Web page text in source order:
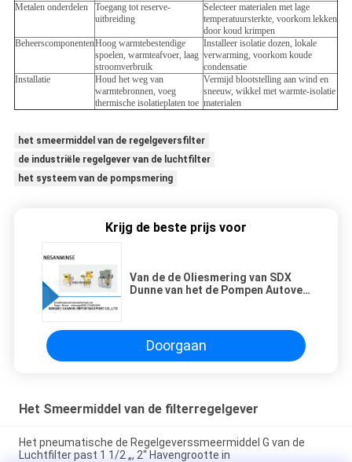
Metalen onderdelen
Toegang tot reserve-
uitbreiding
Selecteer materialen met lage
temperatuursterkte, voorkom lekken
door koud krimpen
BeheerscomponentenHoog warmtebestendige
spoelen, warmteafvoer, laag
stroomverbruik
Installeer isolatie dozen, lokale
verwarming, voorkom koude
condensatie
Installatie
Houd het weg van
warmtebronnen, voeg
thermische isolatieplaten toe
Vermijd blootstelling aan wind en
sneeuw, wikkel met warmte-isolatie
materialen
het smeermiddel van de regelgeversfilter
de industriële regelgever van de luchtfilter
het systeem van de pompsmering
Krijg de beste prijs voor
Van de de Oliesmering van SDX
Dunne van het de Pompen Autovet
Doorgaan
Het Smeermiddel van de filterregelgever
Het pneumatische de Regelgeverssmeermiddel G van de
Luchtfilter past 1 1/2 „, 2“ Havengrootte in